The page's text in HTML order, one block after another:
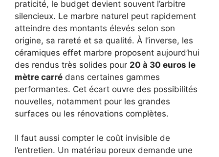
praticité, le budget devient souvent l’arbitre
silencieux. Le marbre naturel peut rapidement
atteindre des montants élevés selon son
origine, sa rareté et sa qualité. À l’inverse, les
céramiques effet marbre proposent aujourd’hui
des rendus très solides pour 20 à 30 euros le
mètre carré dans certaines gammes
performantes. Cet écart ouvre des possibilités
nouvelles, notamment pour les grandes
surfaces ou les rénovations complètes.
Il faut aussi compter le coût invisible de
l’entretien. Un matériau poreux demande une